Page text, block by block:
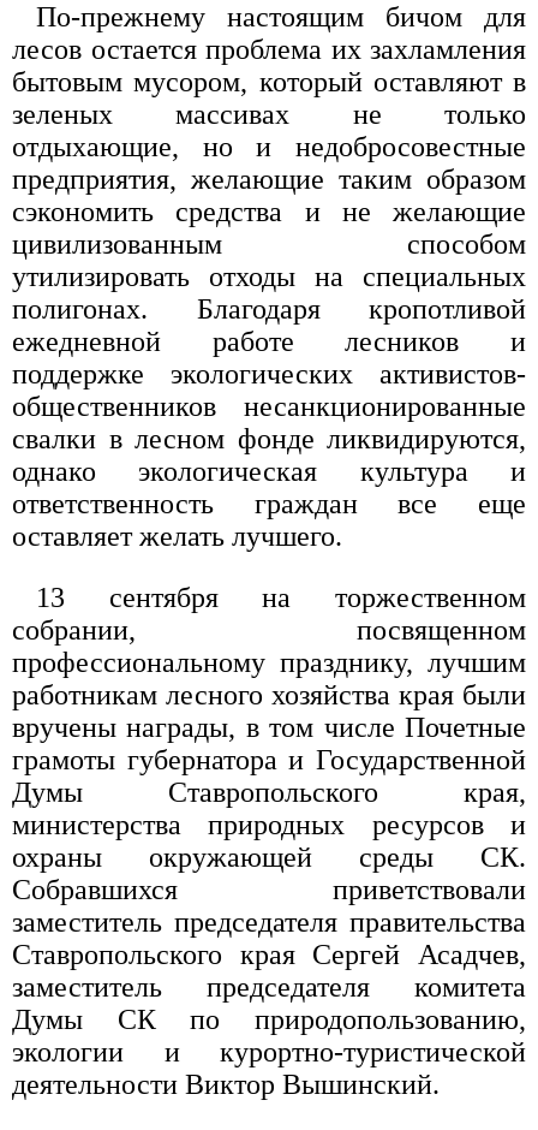
По-прежнему настоящим бичом для
лесов остается проблема их захламления
бытовым мусором, который оставляют в
зеленых массивах не только
отдыхающие, но и недобросовестные
предприятия, желающие таким образом
сэкономить средства и не желающие
цивилизованным способом
утилизировать отходы на специальных
полигонах. Благодаря кропотливой
ежедневной работе лесников и
поддержке экологических активистов-
общественников несанкционированные
свалки в лесном фонде ликвидируются,
однако экологическая культура и
ответственность граждан все еще
оставляет желать лучшего.
13 сентября на торжественном
собрании, посвященном
профессиональному празднику, лучшим
работникам лесного хозяйства края были
вручены награды, в том числе Почетные
грамоты губернатора и Государственной
Думы Ставропольского края,
министерства природных ресурсов и
охраны окружающей среды СК.
Собравшихся приветствовали
заместитель председателя правительства
Ставропольского края Сергей Асадчев,
заместитель председателя комитета
Думы СК по природопользованию,
экологии и курортно-туристической
деятельности Виктор Вышинский.